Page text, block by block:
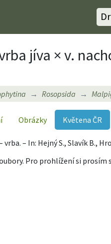
jíva × v.
Rosopsida
Obrázky Květena ČR
vrba. – In: Hejný S., Slavík B.,
Pro prohlížení si